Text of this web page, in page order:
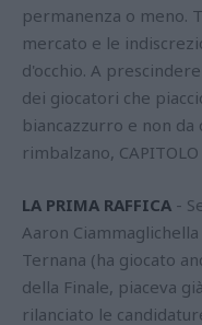
permanenza o meno.
mercato e le
d'occhio. A
dei giocatori che
biancazzurro e non
rimbalzano, CAPITOLO
LA PRIMA RAFFICA -
Aaron
Ternana (ha giocato
della Finale, piaceva
rilanciato le